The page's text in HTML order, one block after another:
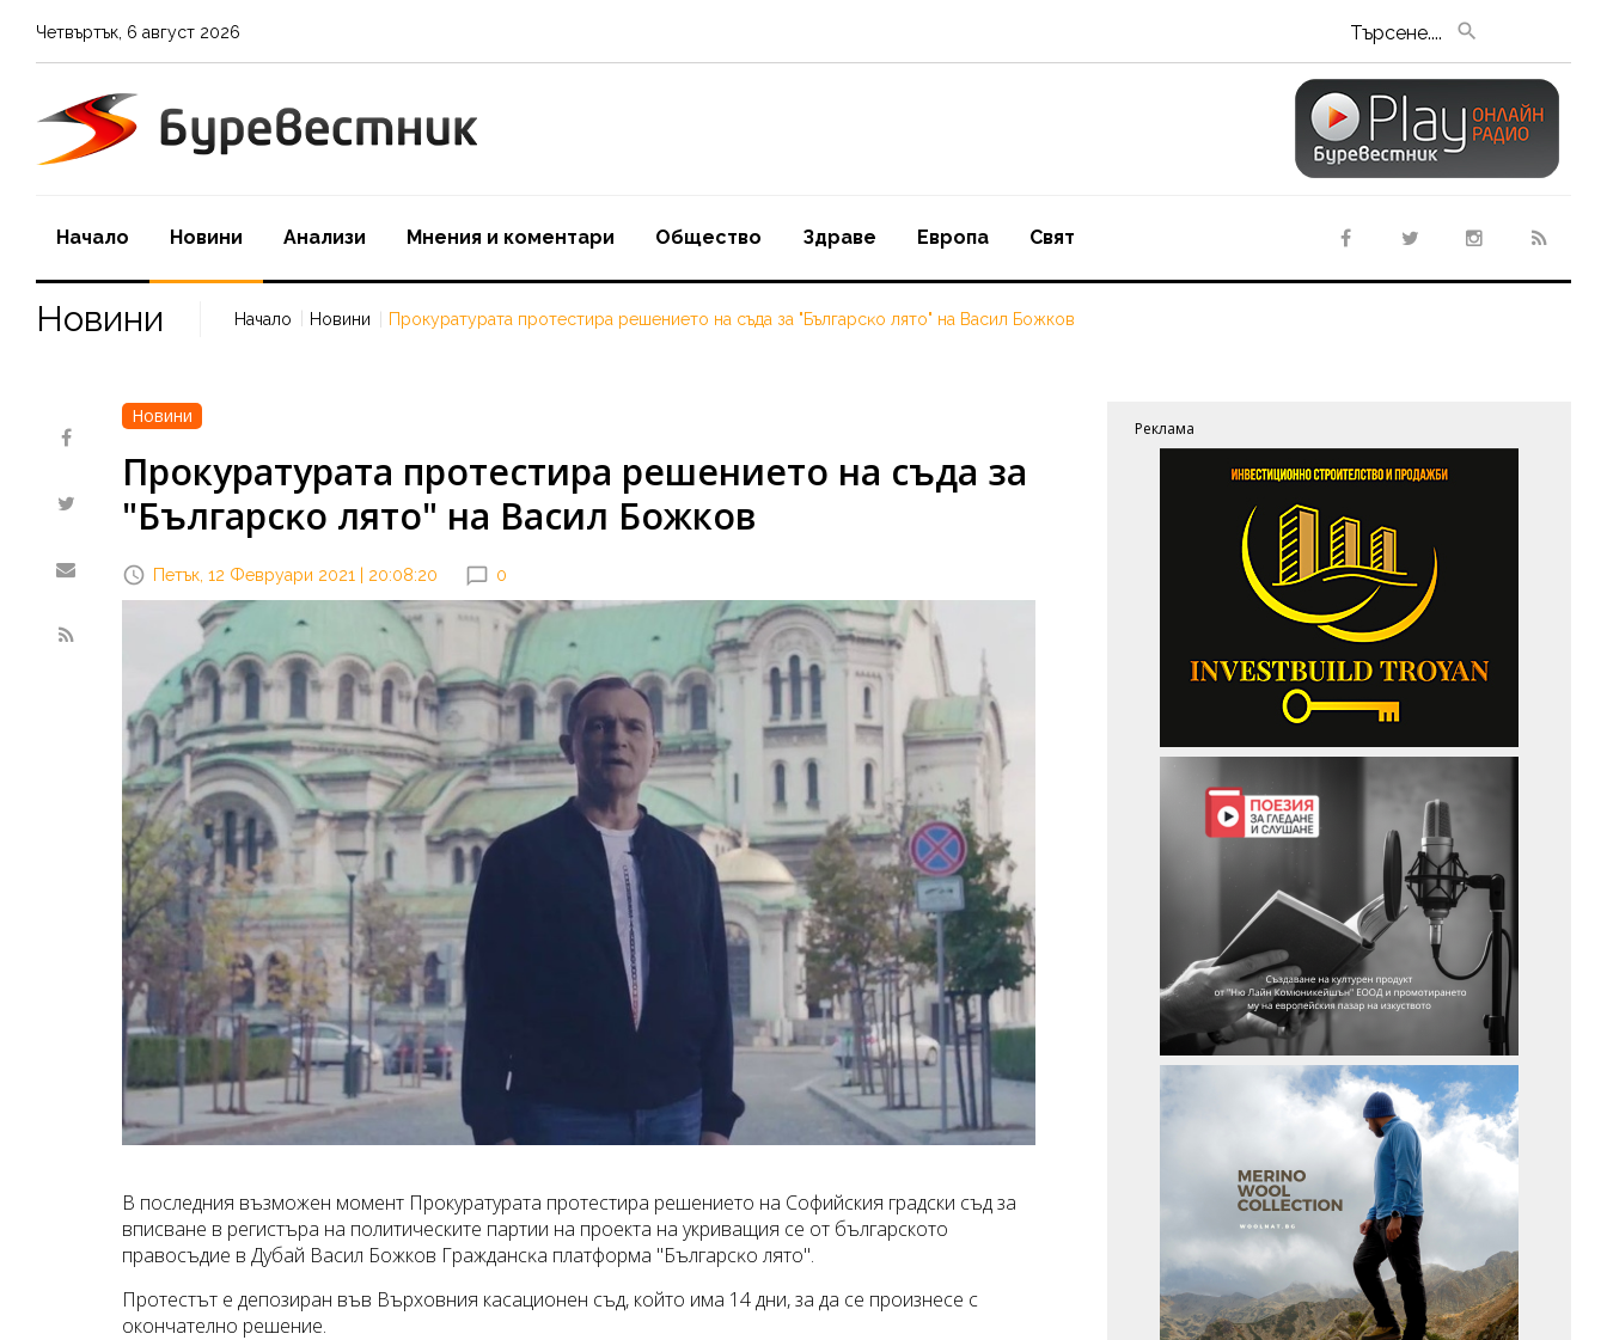
Четвъртък 6 август 2026 Търсене....
Начало Новини Aнализи Мнения и коментари Oбщество Здраве Европа Свят
Новини Начало Новини Прокуратурата протестира решението на съда за "Бългapcĸo лятo" на Васил Божков
Новини
Прокуратурата протестира решението на съда за
"Бългapcĸo лятo" на Васил Божков
Петък, 12 Февруари 2021 | 20:08:20 0
В последния възможен момент Прокуратурата протестира решението на Софийския градски съд за
вписване в регистъра на политическите партии на проекта на укриващия се от българското
правосъдие в Дубай Васил Божков Гpaждaнcĸa плaтфopмa "Бългapcĸo лятo".
Протестът е депозиран във Върховния касационен съд, който има 14 дни, за да се произнесе с
окончателно решение.
Реклама